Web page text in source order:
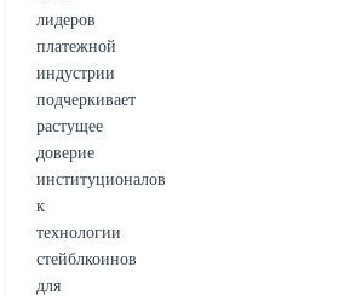
лидеров
платежной
индустрии
подчеркивает
растущее
доверие
институционалов
к
технологии
стейблкоинов
для